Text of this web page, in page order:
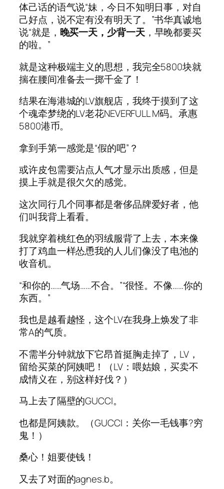
体己话的语气说“妹，今日不知明日事，对自
己好点，说不定有没有明天了。”书华真诚地
说“就是， 晚买一天，少背一天，早晚都要买
的啦。”
就是这种极端主义的思想，我完全5800块就
揣在腰间准备去一掷千金了！
结果在海港城的LV旗舰店，我终于摸到了这
个魂牵梦绕的LV老花NEVERFULL M码。承惠
5800港币。
拿到手第一感觉是“假的吧”？
或许皮包需要沾点人气才显示出质感，但是
摸上手就是很欠欠的感觉。
这次同行几个同事都是奢侈品牌爱好者，他
们叫我背上看看。
我就穿着桃红色的羽绒服背了上去，本来像
打了鸡血一样怂恿我的人儿们像没了电池的
收音机。
“和你的……气场……不合。”“很怪。不像……你的
东西。”
我也是越看越怪，这个LV在我身上焕发了非
常A的气质。
不需半分钟就放下它昂首挺胸走掉了，LV，
留给买菜的阿姨吧！（LV：喂姑娘，买卖不
成情义在，别这样好伐？）
马上去了隔壁的GUCCI。
也都是阿姨款。（GUCCI：关你一毛钱事?穷
鬼！）
桑心！姐要使钱！
又去了对面的agnes.b。